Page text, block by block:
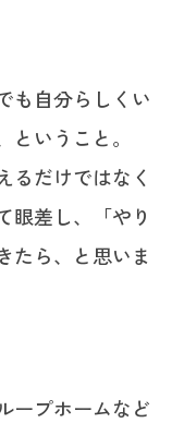
も自分らしくい
いうこと。
るだけではなく
眼差し、「やり
たら、と思いま
ープホームなど